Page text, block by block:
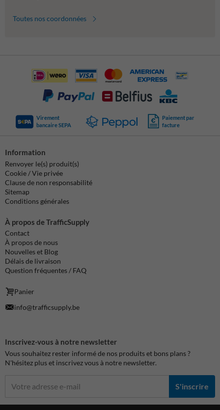
Toutes nos coordonnées
Virement
bancaire SEPA
Paiement par
facture
Information
Renvoyer le(s) produit(s)
Cookie / Vie privée
Clause de non responsabilité
Sitemap
Conditions générales
À propos de TrafficSupply
Contact
À propos de nous
Nouvelles et Blog
Délais de livraison
Question fréquentes / FAQ
Panier
info@trafficsupply.be
Inscrivez-vous à notre newsletter
Vous souhaitez rester informé de nos produits et bons plans ?
N'hésitez plus et inscrivez vous à notre newsletter.
S'inscrire